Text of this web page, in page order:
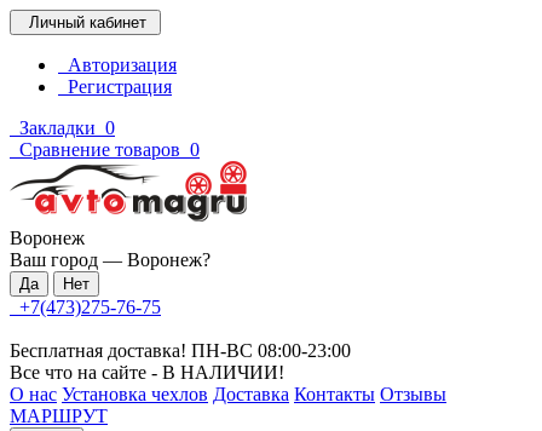
Личный кабинет
Авторизация
Регистрация
Закладки 0
Сравнение товаров 0
Воронеж
Ваш город — Воронеж?
+7(473)275-76-75
Бесплатная доставка! ПН-ВС 08:00-23:00
Все что на сайте - В НАЛИЧИИ!
О нас Установка чехлов Доставка Контакты Отзывы
МАРШРУТ